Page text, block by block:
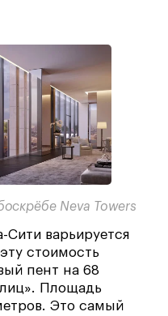
Neva Towers
Сити варьируется
стоимость
пент на 68
Площадь
Это самый